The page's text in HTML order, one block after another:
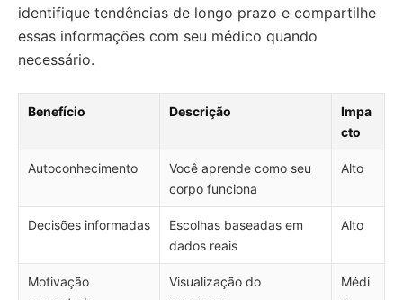
identifique tendências de longo prazo e compartilhe
essas informações com seu médico quando
necessário.
Benefício Descrição
Impa
cto
Autoconhecimento
Você aprende como seu
corpo funciona
Alto
Decisões informadas
Escolhas baseadas em
dados reais
Alto
Motivação
Visualização do
Médi